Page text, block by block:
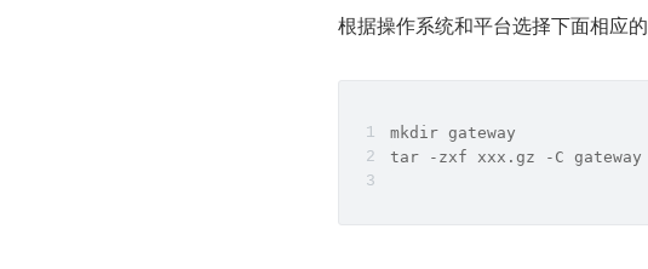
根据操作系统和平台选择下面相应的
mkdir gateway
tar -zxf xxx.gz -C gateway